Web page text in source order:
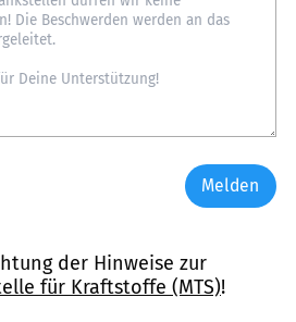
Melden
der Hinweise zur
für Kraftstoffe (MTS)!